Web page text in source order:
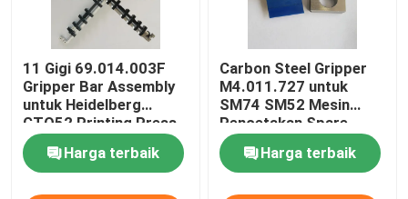
11 Gigi 69.014.003F
Gripper Bar Assembly
untuk Heidelberg
GTO52 Printing Press
Spare Parts dalam
stainless steel/Iron
Harga terbaik
Carbon Steel Gripper
M4.011.727 untuk
SM74 SM52 Mesin
Pencetakan Spare
Parts Cylinder Gripper
Harga terbaik